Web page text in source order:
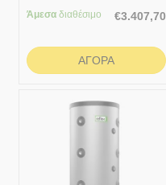
Άμεσα διαθέσιμο €3.407,70
ΑΓΟΡΆ